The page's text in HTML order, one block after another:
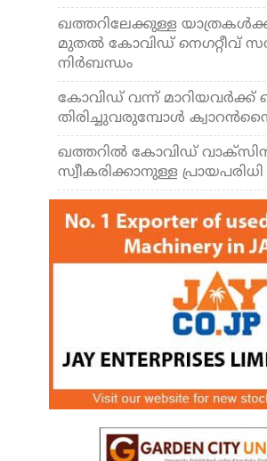
ഖത്തറിലേക്കുള്ള
മുതല്‍ കോവിഡ് നെഗറ്റീവ്
നിര്‍ബന്ധം
കോവിഡ് വന്ന് മാറിയവര്‍ക്ക്
തിരിച്ചുവരുമ്പോള്‍
ഖത്തറില്‍ കോവിഡ്
സ്വീകരിക്കാനുള്ള